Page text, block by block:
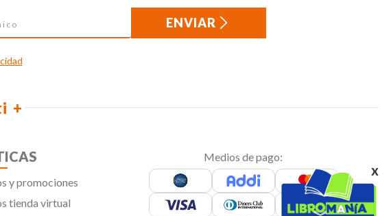
x
ENVIAR
y promociones
tienda virtual
Medios de pago: